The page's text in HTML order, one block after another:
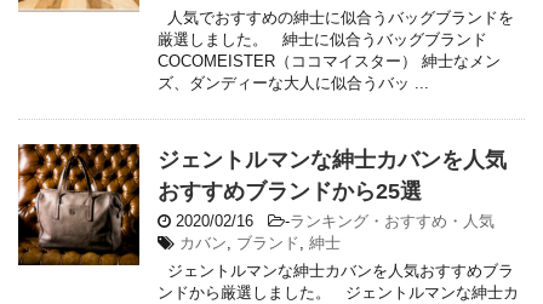
人気でおすすめの紳士に似合うバッグブランドを
厳選しました。 紳士に似合うバッグブランド
COCOMEISTER（ココマイスター） 紳士なメン
ズ、ダンディーな大人に似合うバッ ...
ジェントルマンな紳士カバンを人気
おすすめブランドから25選
2020/02/16 -ランキング・おすすめ・人気
カバン, ブランド, 紳士
ジェントルマンな紳士カバンを人気おすすめブラ
ンドから厳選しました。 ジェントルマンな紳士カ